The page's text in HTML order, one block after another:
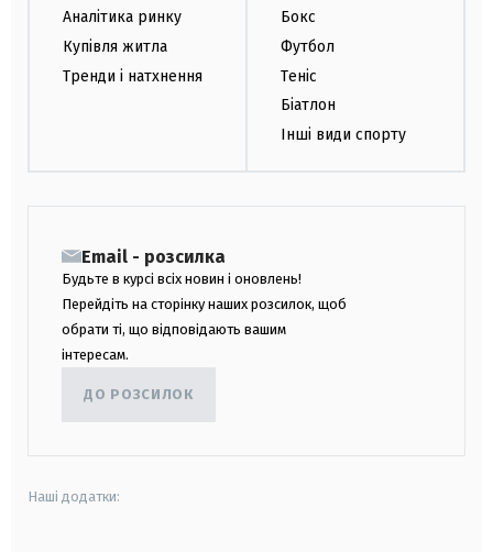
Аналітика ринку
Купівля житла
Тренди і натхнення
Бокс
Футбол
Теніс
Біатлон
Інші види спорту
Email - розсилка
Будьте в курсі всіх новин і оновлень!
Перейдіть на сторінку наших розсилок, щоб
обрати ті, що відповідають вашим
інтересам.
ДО РОЗСИЛОК
Наші додатки: